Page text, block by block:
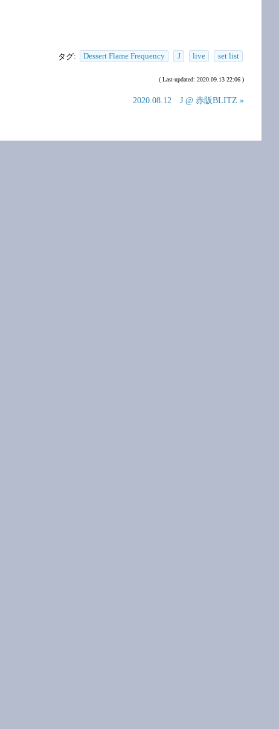
タグ: Dessert Flame Frequency J live set list
( Last-updated: 2020.09.13 22:06 )
2020.08.12 J @ 赤阪BLITZ »